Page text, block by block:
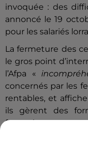
invoquée : des
annoncé le 19
pour les salariés
La fermeture des
le gros point
l’Afpa «
concernés par les
rentables, et
ils gèrent des
formations aux
rapidement